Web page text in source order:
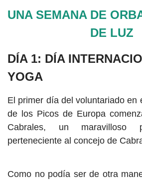
UNA SEMANA DE
DE LUZ
DÍA 1: DÍA
YOGA
El primer día del voluntariado en
de los Picos de Europa
Cabrales, un maravilloso
perteneciente al concejo de
Como no podía ser de otra